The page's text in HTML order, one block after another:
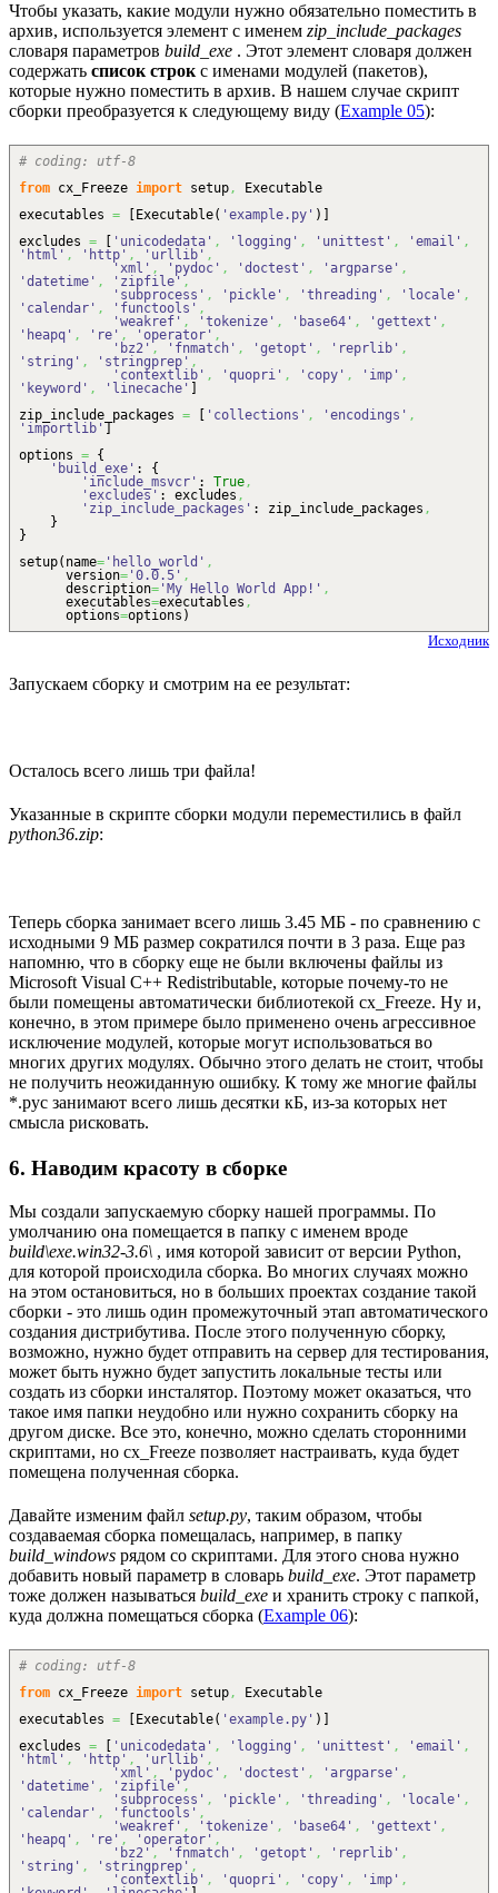
Чтобы указать, какие модули нужно обязательно поместить в
архив, используется элемент с именем zip_include_packages
словаря параметров build_exe . Этот элемент словаря должен
содержать список строк с именами модулей (пакетов),
которые нужно поместить в архив. В нашем случае скрипт
сборки преобразуется к следующему виду (Example 05):
# coding: utf-8
from cx_Freeze import setup,
Executable
executables = Executable( 'example.py' )
excludes = 'unicodedata' , 'logging' , 'unittest' , 'email' ,
'html' , 'http' , 'urllib' ,
'xml' , 'pydoc' , 'doctest' , 'argparse' ,
'datetime' , 'zipfile' ,
'subprocess' , 'pickle' , 'threading' , 'locale' ,
'calendar' , 'functools' ,
'weakref' , 'tokenize' , 'base64' , 'gettext' ,
'heapq' , 're' , 'operator' ,
'bz2' , 'fnmatch' , 'getopt' , 'reprlib' ,
'string' , 'stringprep' ,
'contextlib' , 'quopri' , 'copy' , 'imp' ,
'keyword' , 'linecache'
zip_include_packages = 'collections' , 'encodings' ,
'importlib'
options = {
'build_exe' : {
'include_msvcr' : True,
'excludes' : excludes ,
'zip_include_packages' : zip_include_packages ,
}
}
setup( name= 'hello_world' ,
version= '0.0.5' ,
description= 'My Hello World App!' ,
executables=executables ,
options=options )
Исходник
Запускаем сборку и смотрим на ее результат:
Осталось всего лишь три файла!
Указанные в скрипте сборки модули переместились в файл
python36.zip:
Теперь сборка занимает всего лишь 3.45 МБ - по сравнению с
исходными 9 МБ размер сократился почти в 3 раза. Еще раз
напомню, что в сборку еще не были включены файлы из
Microsoft Visual C++ Redistributable, которые почему-то не
были помещены автоматически библиотекой cx_Freeze. Ну и,
конечно, в этом примере было применено очень агрессивное
исключение модулей, которые могут использоваться во
многих других модулях. Обычно этого делать не стоит, чтобы
не получить неожиданную ошибку. К тому же многие файлы
*.pyc занимают всего лишь десятки кБ, из-за которых нет
смысла рисковать.
6. Наводим красоту в сборке
Мы создали запускаемую сборку нашей программы. По
умолчанию она помещается в папку с именем вроде
build\exe.win32-3.6\ , имя которой зависит от версии Python,
для которой происходила сборка. Во многих случаях можно
на этом остановиться, но в больших проектах создание такой
сборки - это лишь один промежуточный этап автоматического
создания дистрибутива. После этого полученную сборку,
возможно, нужно будет отправить на сервер для тестирования,
может быть нужно будет запустить локальные тесты или
создать из сборки инсталятор. Поэтому может оказаться, что
такое имя папки неудобно или нужно сохранить сборку на
другом диске. Все это, конечно, можно сделать сторонними
скриптами, но cx_Freeze позволяет настраивать, куда будет
помещена полученная сборка.
Давайте изменим файл setup.py, таким образом, чтобы
создаваемая сборка помещалась, например, в папку
build_windows рядом со скриптами. Для этого снова нужно
добавить новый параметр в словарь build_exe. Этот параметр
тоже должен называться build_exe и хранить строку с папкой,
куда должна помещаться сборка (Example 06):
# coding: utf-8
from cx_Freeze import setup,
Executable
executables = Executable( 'example.py' )
excludes = 'unicodedata' , 'logging' , 'unittest' , 'email' ,
'html' , 'http' , 'urllib' ,
'xml' , 'pydoc' , 'doctest' , 'argparse' ,
'datetime' , 'zipfile' ,
'subprocess' , 'pickle' , 'threading' , 'locale' ,
'calendar' , 'functools' ,
'weakref' , 'tokenize' , 'base64' , 'gettext' ,
'heapq' , 're' , 'operator' ,
'bz2' , 'fnmatch' , 'getopt' , 'reprlib' ,
'string' , 'stringprep' ,
'contextlib' , 'quopri' , 'copy' , 'imp' ,